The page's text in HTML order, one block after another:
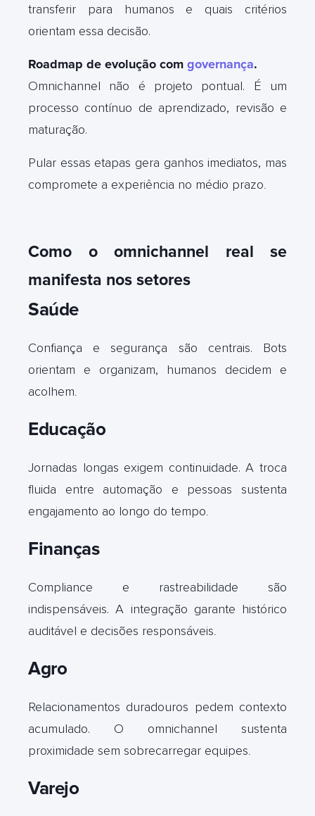
transferir para humanos e quais critérios
orientam essa decisão.
Roadmap de evolução com governança.
Omnichannel não é projeto pontual. É um
processo contínuo de aprendizado, revisão e
maturação.
Pular essas etapas gera ganhos imediatos, mas
compromete a experiência no médio prazo.
Como o omnichannel real se
manifesta nos setores
Saúde
Confiança e segurança são centrais. Bots
orientam e organizam, humanos decidem e
acolhem.
Educação
Jornadas longas exigem continuidade. A troca
fluida entre automação e pessoas sustenta
engajamento ao longo do tempo.
Finanças
Compliance e rastreabilidade são
indispensáveis. A integração garante histórico
auditável e decisões responsáveis.
Agro
Relacionamentos duradouros pedem contexto
acumulado. O omnichannel sustenta
proximidade sem sobrecarregar equipes.
Varejo